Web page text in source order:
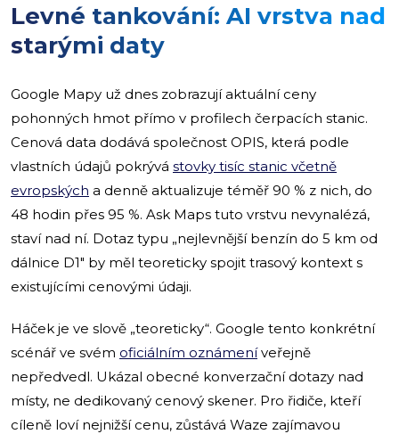
Levné tankování: AI vrstva nad
starými daty
Google Mapy už dnes zobrazují aktuální ceny
pohonných hmot přímo v profilech čerpacích stanic.
Cenová data dodává společnost OPIS, která podle
vlastních údajů pokrývá stovky tisíc stanic včetně
evropských a denně aktualizuje téměř 90 % z nich, do
48 hodin přes 95 %. Ask Maps tuto vrstvu nevynalézá,
staví nad ní. Dotaz typu „nejlevnější benzín do 5 km od
dálnice D1″ by měl teoreticky spojit trasový kontext s
existujícími cenovými údaji.
Háček je ve slově „teoreticky“. Google tento konkrétní
scénář ve svém oficiálním oznámeníveřejně
nepředvedl. Ukázal obecné konverzační dotazy nad
místy, ne dedikovaný cenový skener. Pro řidiče, kteří
cíleně loví nejnižší cenu, zůstává Waze zajímavou